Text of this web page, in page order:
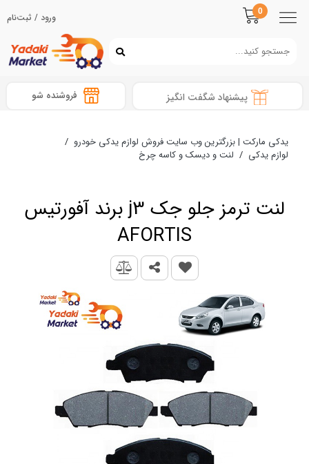
0 ورود / ثبت‌نام
پیشنهاد شگفت انگیز فروشنده شو
یدکی مارکت | بزرگترین وب سایت فروش لوازم یدکی خودرو /
لوازم یدکی / لنت و دیسک و کاسه چرخ
لنت ترمز جلو جک j3 برند آفورتیس
AFORTIS